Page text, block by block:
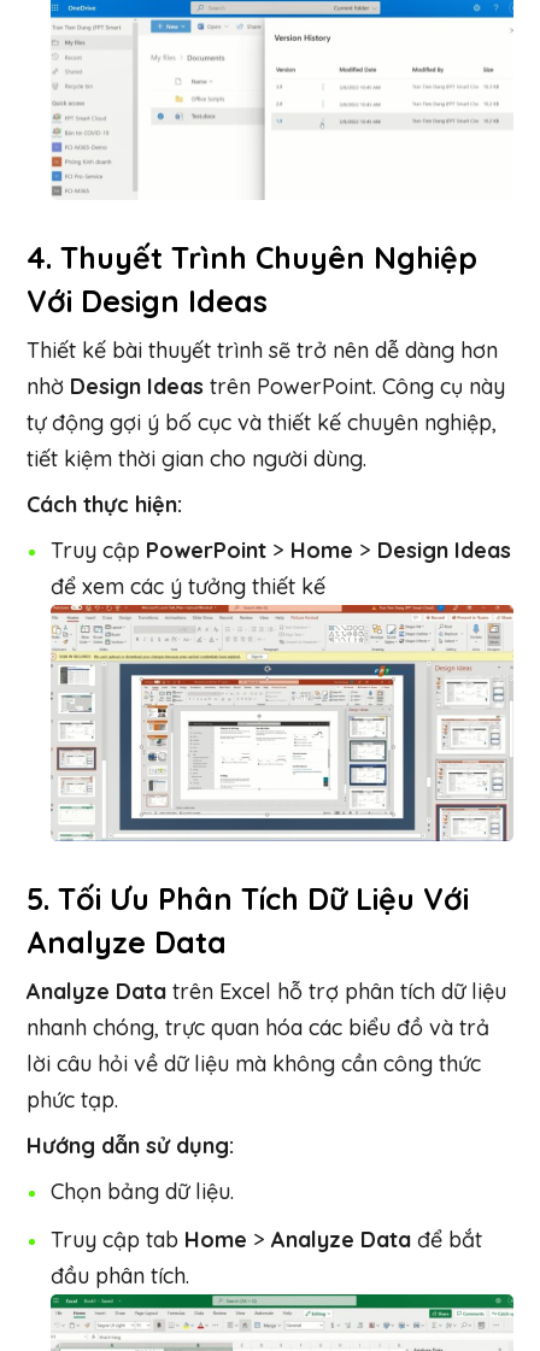
4.Thuyết Trình Chuyên Nghiệp
Với Design Ideas
Thiết kế bài thuyết trình sẽ trở nên dễ dàng hơn
nhờ Design Ideas trên PowerPoint. Công cụ này
tự động gợi ý bố cục và thiết kế chuyên nghiệp,
tiết kiệm thời gian cho người dùng.
Cách thực hiện:
Truy cập PowerPoint > Home > Design Ideas
để xem các ý tưởng thiết kế
5.Tối Ưu Phân Tích Dữ Liệu Với
Analyze Data
Analyze Data trên Excel hỗ trợ phân tích dữ liệu
nhanh chóng, trực quan hóa các biểu đồ và trả
lời câu hỏi về dữ liệu mà không cần công thức
phức tạp.
Hướng dẫn sử dụng:
Chọn bảng dữ liệu.
Truy cập tab Home >Analyze Data để bắt
đầu phân tích.